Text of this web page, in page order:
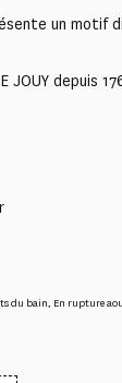
un motif
JOUY depuis
du bain, En rupture